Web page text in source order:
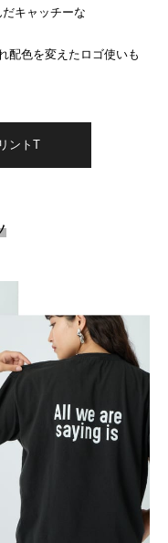
キャッチーな
配色を変えたロゴ使いも
ントT